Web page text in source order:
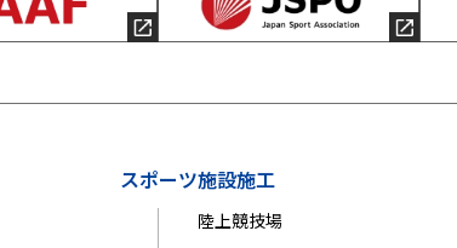
スポーツ施設施工
陸上競技場